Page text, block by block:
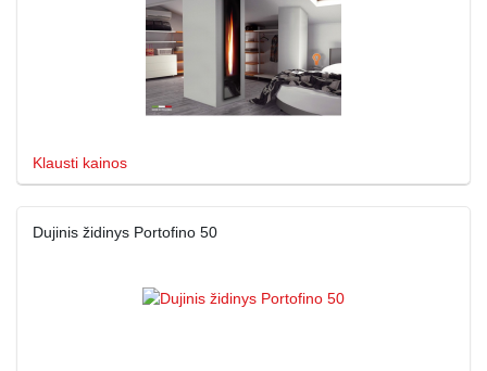
Klausti kainos
Dujinis židinys Portofino 50